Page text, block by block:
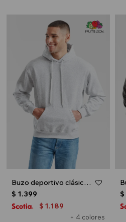
Buzo deportivo clásico con capucha - Gris melange claro
+ 4 colores
$ 1.399
$ 1.189
$